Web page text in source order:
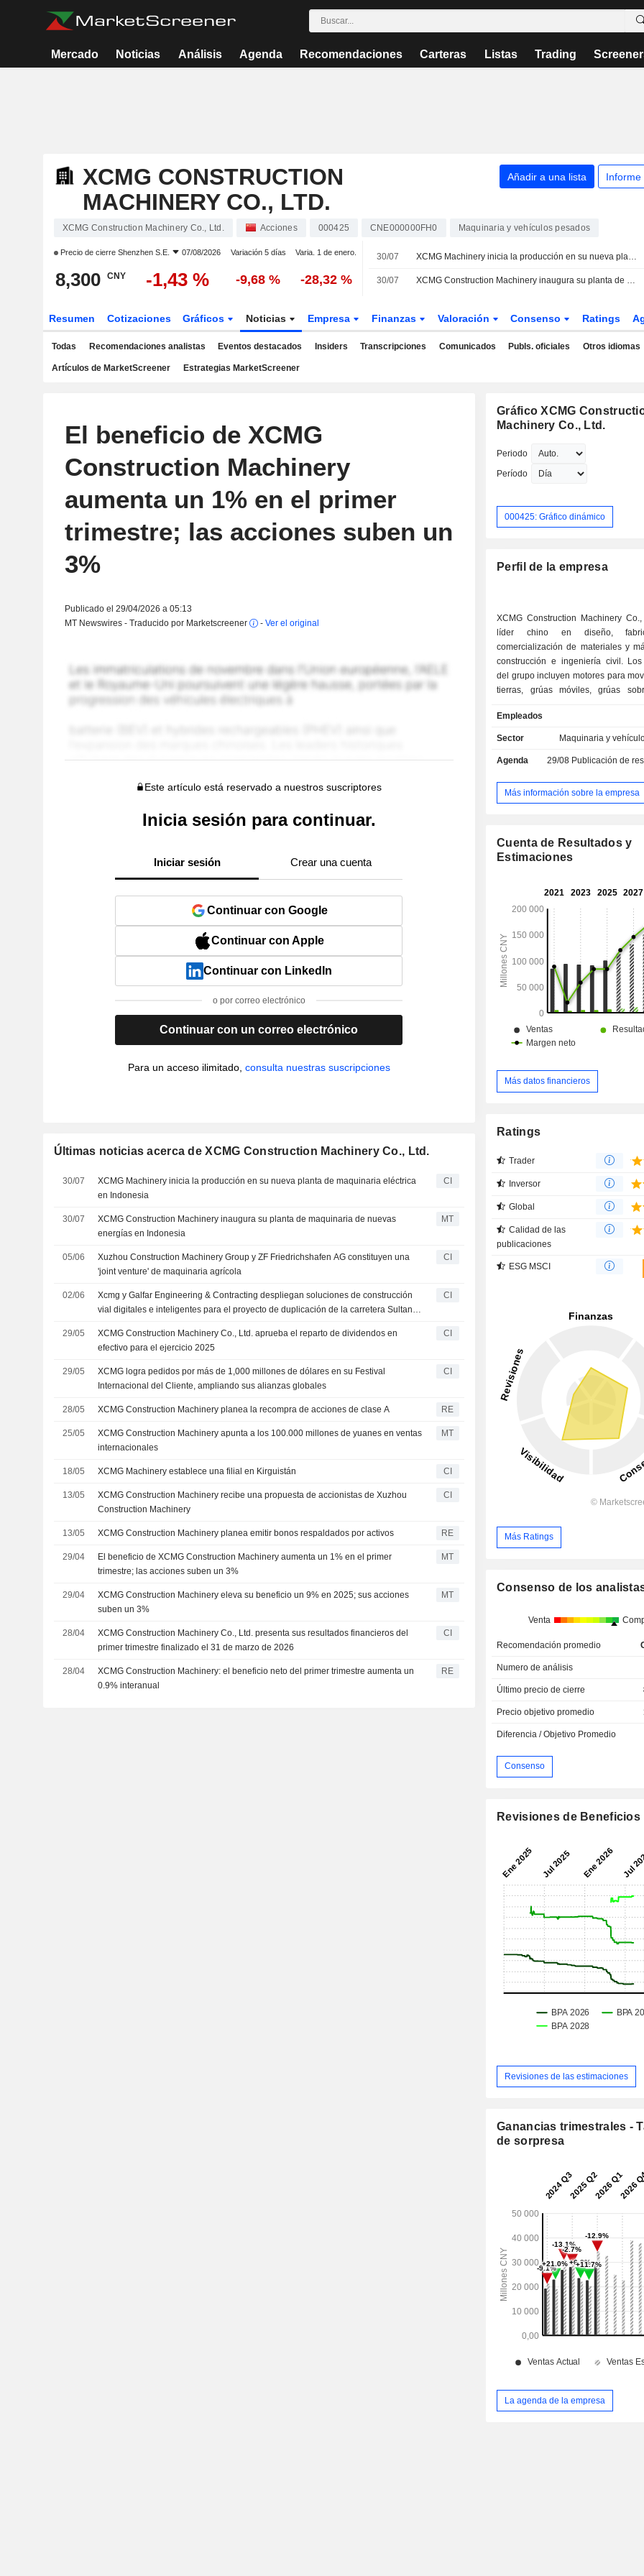
Mercado Noticias Análisis Agenda Recomendaciones Carteras Listas Trading
XCMG CONSTRUCTION
MACHINERY CO., LTD.
Añadir a una lista Informe
XCMG Construction Machinery Co., Ltd. Acciones 000425 CNE000000FH0 Maquinaria y vehículos pesados
Precio de cierre Shenzhen S.E. 07/08/2026 Variación 5 días Varia. 1 de enero.
8,300 CNY -1,43 % -9,68 % -28,32 %
30/07 XCMG Machinery inicia la producción en su nueva planta de maquinaria eléctrica en Indonesia
30/07 XCMG Construction Machinery inaugura su planta de maquinaria de nuevas energías en Indonesia
Resumen Cotizaciones Gráficos Noticias Empresa Finanzas Valoración Consenso Ratings
Todas Recomendaciones analistas Eventos destacados Insiders Transcripciones Comunicados Publs. oficiales Otros idiomas
Artículos de MarketScreener Estrategias MarketScreener
El beneficio de XCMG
Construction Machinery
aumenta un 1% en el primer
trimestre; las acciones suben un
3%
Publicado el 29/04/2026 a 05:13
MT Newswires - Traducido por Marketscreener
- Ver el original
Este artículo está reservado a nuestros suscriptores
Inicia sesión para continuar.
Iniciar sesión Crear una cuenta
Continuar con Google
Continuar con Apple
Continuar con LinkedIn
o por correo electrónico
Continuar con un correo electrónico
Para un acceso ilimitado, consulta nuestras suscripciones
Últimas noticias acerca de XCMG Construction Machinery Co., Ltd.
30/07
XCMG Machinery inicia la producción en su nueva planta de maquinaria eléctrica
en Indonesia
CI
30/07
XCMG Construction Machinery inaugura su planta de maquinaria de nuevas
energías en Indonesia
MT
05/06
Xuzhou Construction Machinery Group y ZF Friedrichshafen AG constituyen una
'joint venture' de maquinaria agrícola
CI
02/06
Xcmg y Galfar Engineering & Contracting despliegan soluciones de construcción
vial digitales e inteligentes para el proyecto de duplicación de la carretera Sultan
CI
29/05
XCMG Construction Machinery Co., Ltd. aprueba el reparto de dividendos en
efectivo para el ejercicio 2025
CI
29/05
XCMG logra pedidos por más de 1,000 millones de dólares en su Festival
Internacional del Cliente, ampliando sus alianzas globales
CI
28/05 XCMG Construction Machinery planea la recompra de acciones de clase A RE
25/05
XCMG Construction Machinery apunta a los 100.000 millones de yuanes en ventas
internacionales
MT
18/05 XCMG Machinery establece una filial en Kirguistán CI
13/05
XCMG Construction Machinery recibe una propuesta de accionistas de Xuzhou
Construction Machinery
CI
13/05 XCMG Construction Machinery planea emitir bonos respaldados por activos RE
29/04
El beneficio de XCMG Construction Machinery aumenta un 1% en el primer
trimestre; las acciones suben un 3%
MT
29/04
XCMG Construction Machinery eleva su beneficio un 9% en 2025; sus acciones
suben un 3%
MT
28/04
XCMG Construction Machinery Co., Ltd. presenta sus resultados financieros del
primer trimestre finalizado el 31 de marzo de 2026
CI
28/04
XCMG Construction Machinery: el beneficio neto del primer trimestre aumenta un
0.9% interanual
RE
Gráfico XCMG
Machinery Co., Ltd.
Periodo
Período
000425: Gráfico dinámico
Perfil de la empresa
XCMG Construction Machinery
líder chino en diseño,
comercialización de materiales y
construcción e ingeniería civil. Los
del grupo incluyen motores para
tierras, grúas móviles, grúas
excavadoras, circuitos
componentes, etc. China representa el 91,7%
Empleados
Sector Maquinaria y
Agenda 29/08 Publicación de
Más información sobre la empresa
Cuenta de Resultados y
Estimaciones
Más datos financieros
Ratings
Trader
Inversor
Global
Calidad de las
publicaciones
ESG MSCI
Más Ratings
Consenso de los
Venta
Recomendación promedio
Numero de análisis
Último precio de cierre
Precio objetivo promedio
Diferencia / Objetivo Promedio
Consenso
Revisiones de Beneficios
Revisiones de las estimaciones
Ganancias trimestrales -
de sorpresa
La agenda de la empresa